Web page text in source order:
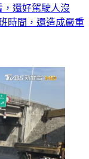
還好駕駛人沒
時間，還造成嚴重